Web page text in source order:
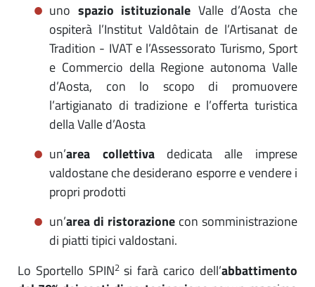
uno spazio istituzionale Valle d’Aosta che
ospiterà l’Institut Valdôtain de l’Artisanat de
Tradition - IVAT e l’Assessorato Turismo, Sport
e Commercio della Regione autonoma Valle
d’Aosta, con lo scopo di promuovere
l’artigianato di tradizione e l’offerta turistica
della Valle d’Aosta
un’area collettivadedicata alle imprese
valdostane che desiderano esporre e vendere i
propri prodotti
un’area di ristorazione con somministrazione
di piatti tipici valdostani.
Lo Sportello SPIN2 si farà carico dell’abbattimento